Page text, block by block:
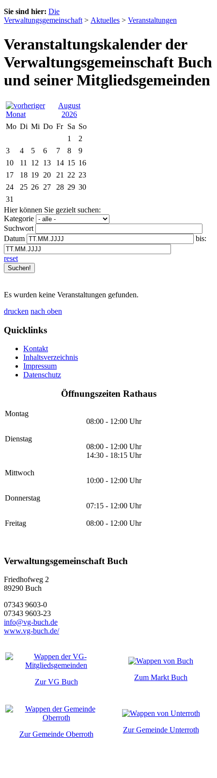
Sie sind hier: Die
Verwaltungsgemeinschaft > Aktuelles > Veranstaltungen
Veranstaltungskalender der
Verwaltungsgemeinschaft Buch
und seiner Mitgliedsgemeinden
August
2026
Mo Di Mi Do Fr Sa So
1
2
3
4 5 6 7 8
9
10
11 12 13 14 15 16
17
18 19 20 21 22 23
24
25 26 27 28 29 30
31
Hier können Sie gezielt suchen:
Kategorie
Suchwort
Datum
bis:
reset
Es wurden keine Veranstaltungen gefunden.
drucken nach oben
Quicklinks
Kontakt
Inhaltsverzeichnis
Impressum
Datenschutz
Öffnungszeiten Rathaus
Montag
08:00 - 12:00 Uhr
Dienstag
08:00 - 12:00 Uhr
14:30 - 18:15 Uhr
Mittwoch
10:00 - 12:00 Uhr
Donnerstag
07:15 - 12:00 Uhr
Freitag 08:00 - 12:00 Uhr
Verwaltungsgemeinschaft Buch
Friedhofweg 2
89290 Buch
07343 9603-0
07343 9603-23
info@vg-buch.de
www.vg-buch.de/
Zur VG Buch
Zum Markt Buch
Zur Gemeinde Oberroth
Zur Gemeinde Unterroth